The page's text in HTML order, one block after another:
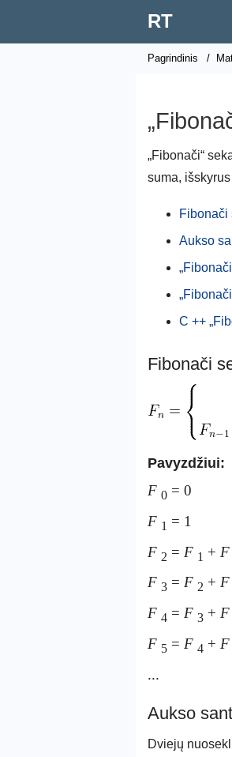
RT
Pagrindinis /
„Fibonači“
suma,
Fibonači
Aukso
C ++
Fibonači
Pavyzdžiui:
F 0 = 0
F 1 = 1
F 2 = F 1 + F
F 3 = F 2 + F
F 4 = F 3 + F
F 5 = F 4 + F
...
Aukso
Dviejų